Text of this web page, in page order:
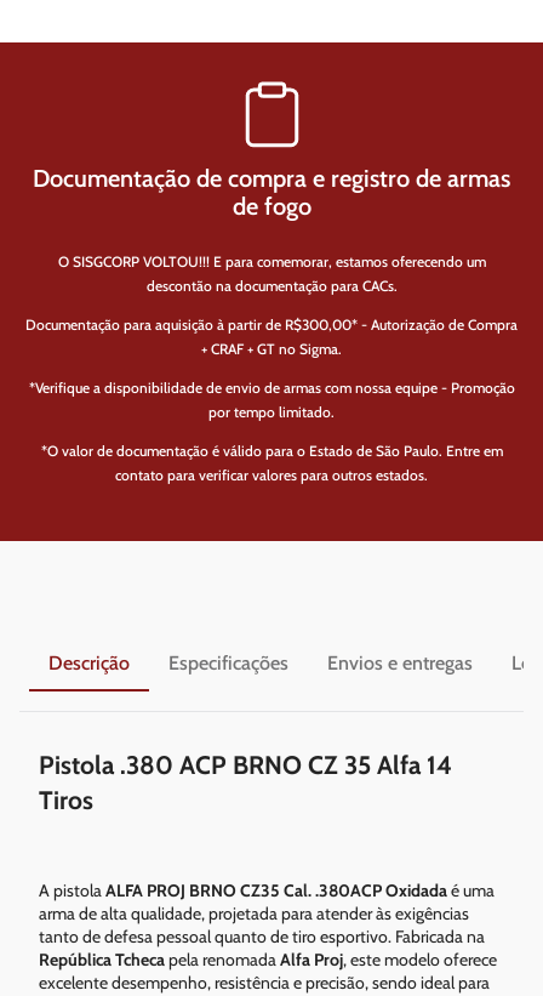
Documentação de compra e registro de armas
de fogo
O SISGCORP VOLTOU!!! E para comemorar, estamos oferecendo um
descontão na documentação para CACs.
Documentação para aquisição à partir de R$300,00* - Autorização de Compra
+ CRAF + GT no Sigma.
*Verifique a disponibilidade de envio de armas com nossa equipe - Promoção
por tempo limitado.
*O valor de documentação é válido para o Estado de São Paulo. Entre em
contato para verificar valores para outros estados.
Descrição Especificações Envios e entregas
Pistola .380 ACP BRNO CZ 35 Alfa 14
Tiros
A pistolaALFA PROJ BRNO CZ35 Cal. .380ACP Oxidadaé uma
arma de alta qualidade, projetada para atender às exigências
tanto de defesa pessoal quanto de tiro esportivo. Fabricada na
República Tchecapela renomadaAlfa Proj, este modelo oferece
excelente desempenho, resistência e precisão, sendo ideal para